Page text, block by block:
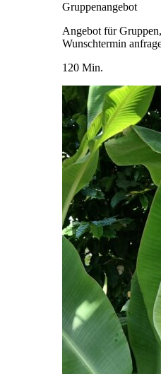
Gruppenangebot
Angebot für
Wunschtermin
120 Min.